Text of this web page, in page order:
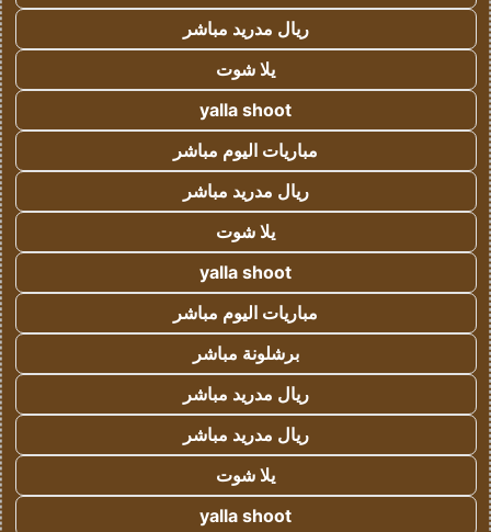
ريال مدريد مباشر
يلا شوت
yalla shoot
مباريات اليوم مباشر
ريال مدريد مباشر
يلا شوت
yalla shoot
مباريات اليوم مباشر
برشلونة مباشر
ريال مدريد مباشر
ريال مدريد مباشر
يلا شوت
yalla shoot